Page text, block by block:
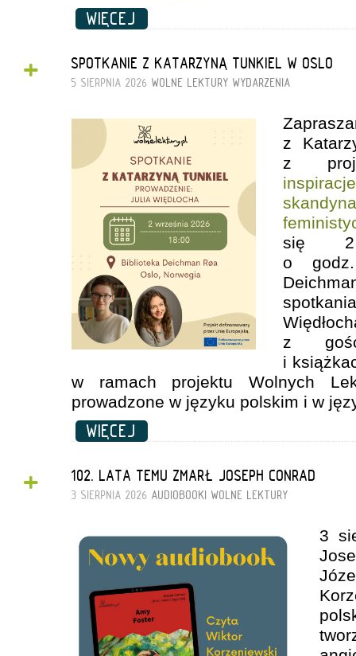
WIĘCEJ
+ SPOTKANIE Z KATARZYNĄ TUNKIEL W OSLO
5 SIERPNIA 2026 WOLNE LEKTURY WYDARZENIA
z
z
się 2
o
z
i
w ramach projektu Wolnych
prowadzone w języku polskim i w
WIĘCEJ
+ 102. LATA TEMU ZMARŁ JOSEPH CONRAD
3 SIERPNIA 2026 AUDIOBOOKI WOLNE LEKTURY
3